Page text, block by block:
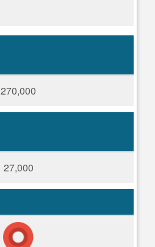
270,000
27,000